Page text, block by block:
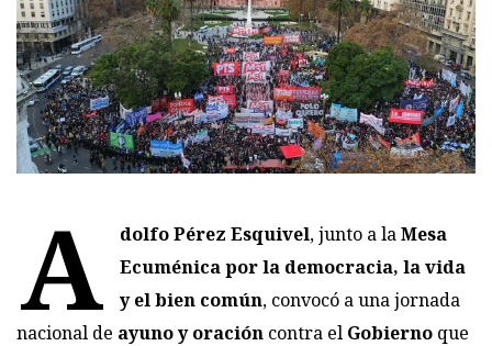
A dolfo Pérez Esquivel, junto a laMesa
Ecuménica por la democracia, la vida
y el bien común, convocó a una jornada
nacional de ayuno y oración contra el Gobierno que